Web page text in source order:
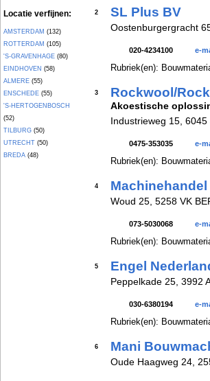
Locatie verfijnen:
AMSTERDAM (132)
ROTTERDAM (105)
'S-GRAVENHAGE (80)
EINDHOVEN (58)
ALMERE (55)
ENSCHEDE (55)
'S-HERTOGENBOSCH
(52)
TILBURG (50)
UTRECHT (50)
BREDA (48)
2 SL Plus BV
Oostenburgergracht
020-4234100 e-
Rubriek(en):
3 Rockwool/
Akoestische
Industrieweg 15, 6045
0475-353035 e-
Rubriek(en):
4
Woud 25, 5258 VK
073-5030068 e-
Rubriek(en):
5 Engel
Peppelkade 25, 3992
030-6380194 e-
Rubriek(en):
6 Mani
Oude Haagweg 24,